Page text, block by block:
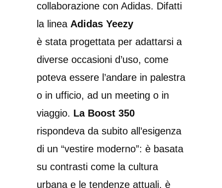
collaborazione con Adidas. Difatti
la linea Adidas Yeezy
è stata progettata per adattarsi a
diverse occasioni d’uso, come
poteva essere l’andare in palestra
o in ufficio, ad un meeting o in
viaggio. La Boost 350
rispondeva da subito all’esigenza
di un “vestire moderno”: è basata
su contrasti come la cultura
urbana e le tendenze attuali, è